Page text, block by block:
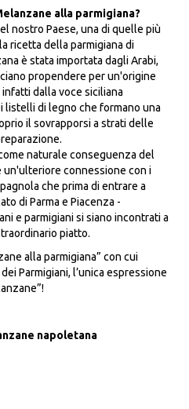
alla parmigiana?
nostro Paese, una di quelle più
ricetta della parmigiana di
è stata importata dagli Arabi,
propendere per un'origine
dalla voce siciliana
listelli di legno che formano una
il sovrapporsi a strati delle
naturale conseguenza del
connessione con i
che prima di entrare a
di Parma e Piacenza -
e parmigiani si siano incontrati a
piatto.
alla parmigiana” con cui
Parmigiani, l’unica espressione
napoletana